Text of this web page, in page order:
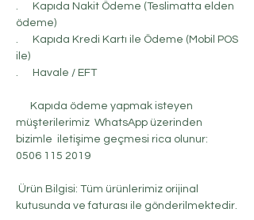
. Kapıda Nakit Ödeme (Teslimatta elden
ödeme)
. Kapıda Kredi Kartı ile Ödeme (Mobil POS
ile)
. Havale / EFT
Kapıda ödeme yapmak isteyen
müşterilerimiz WhatsApp üzerinden
bizimle iletişime geçmesi rica olunur:
0506 115 2019
Ürün Bilgisi: Tüm ürünlerimiz orijinal
kutusunda ve faturası ile gönderilmektedir.